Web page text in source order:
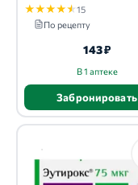
★★★★★15
По рецепту
143 ₽
В 1 аптеке
Забронировать